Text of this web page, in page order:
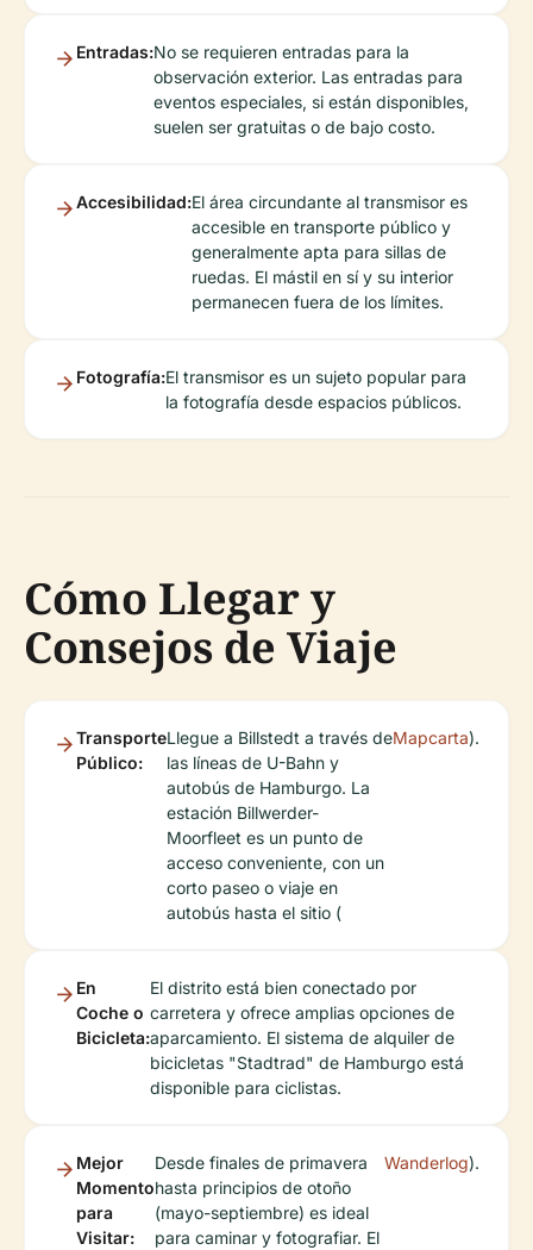
Entradas:No se requieren entradas para la
observación exterior. Las entradas para
eventos especiales, si están disponibles,
suelen ser gratuitas o de bajo costo.
Accesibilidad:El área circundante al transmisor es
accesible en transporte público y
generalmente apta para sillas de
ruedas. El mástil en sí y su interior
permanecen fuera de los límites.
Fotografía:El transmisor es un sujeto popular para
la fotografía desde espacios públicos.
Cómo Llegar y
Consejos de Viaje
Transporte
Público:
Llegue a Billstedt a través de
las líneas de U-Bahn y
autobús de Hamburgo. La
estación Billwerder-
Moorfleet es un punto de
acceso conveniente, con un
corto paseo o viaje en
autobús hasta el sitio (
Mapcarta).
En
Coche o
Bicicleta:
El distrito está bien conectado por
carretera y ofrece amplias opciones de
aparcamiento. El sistema de alquiler de
bicicletas "Stadtrad" de Hamburgo está
disponible para ciclistas.
Mejor
Momento
para
Visitar:
Desde finales de primavera
hasta principios de otoño
(mayo-septiembre) es ideal
para caminar y fotografiar. El
Wanderlog).